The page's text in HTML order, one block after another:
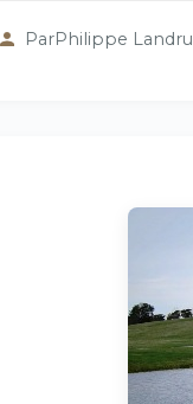
ParPhilippe Landru